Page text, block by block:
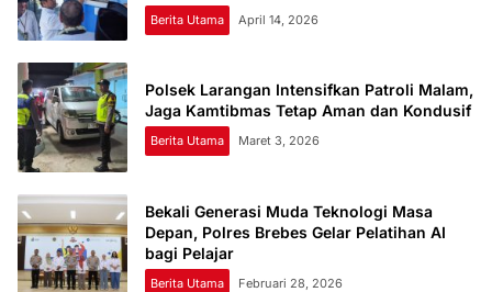
Berita Utama April 14, 2026
Polsek Larangan Intensifkan Patroli Malam,
Jaga Kamtibmas Tetap Aman dan Kondusif
Berita Utama Maret 3, 2026
Bekali Generasi Muda Teknologi Masa
Depan, Polres Brebes Gelar Pelatihan AI
bagi Pelajar
Berita Utama Februari 28, 2026